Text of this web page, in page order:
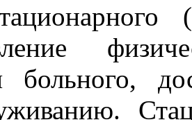
больного,